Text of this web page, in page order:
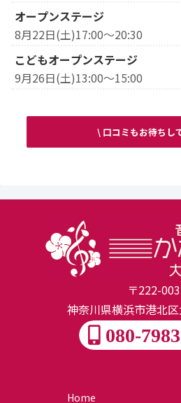
オープンステージ
8月22日(土)17:00～20:30
こどもオープンステージ
9月26日(土)13:00～15:00
\ 口コミもお待ちし
〒222-
神奈川県横浜市港北
080-
Home